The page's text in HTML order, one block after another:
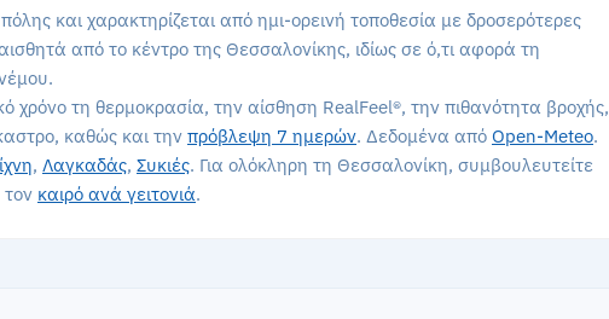
και χαρακτηρίζεται από ημι-ορεινή τοποθεσία με δροσερότερες
από το κέντρο της Θεσσαλονίκης, ιδίως σε ό,τι αφορά τη
χρόνο τη θερμοκρασία, την αίσθηση RealFeel®, την πιθανότητα βροχής,
καθώς και την πρόβλεψη 7 ημερών. Δεδομένα από Open-Meteo.
, Λαγκαδάς, Συκιές. Για ολόκληρη τη Θεσσαλονίκη, συμβουλευτείτε
καιρό ανά γειτονιά.